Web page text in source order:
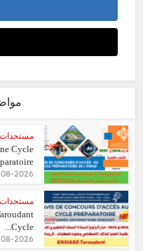
مستجدات
Cycle
2026
مستجدات
Cycle...
2026